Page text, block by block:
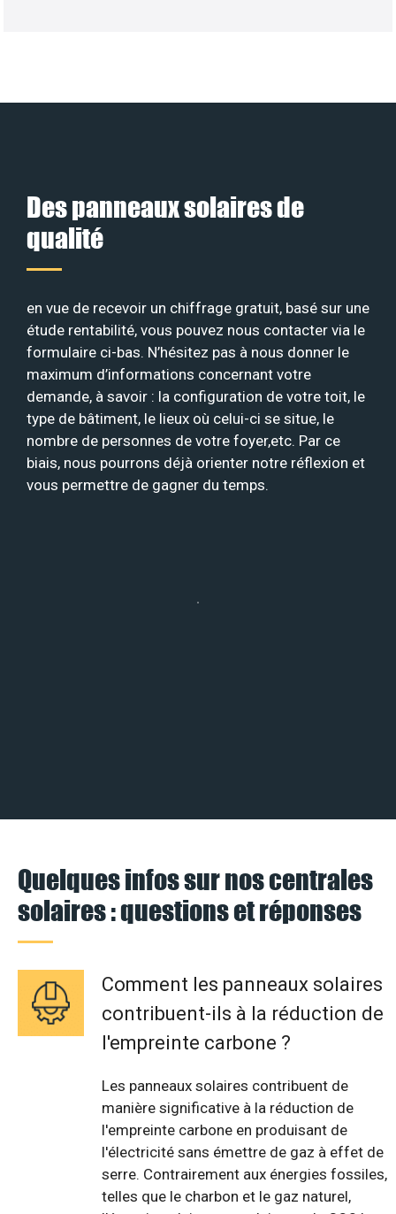
Des panneaux solaires de
qualité
en vue de recevoir un chiffrage gratuit, basé sur une
étude rentabilité, vous pouvez nous contacter via le
formulaire ci-bas. N’hésitez pas à nous donner le
maximum d’informations concernant votre
demande, à savoir : la configuration de votre toit, le
type de bâtiment, le lieux où celui-ci se situe, le
nombre de personnes de votre foyer,etc. Par ce
biais, nous pourrons déjà orienter notre réflexion et
vous permettre de gagner du temps.
Quelques infos sur nos centrales
solaires : questions et réponses
Comment les panneaux solaires
contribuent-ils à la réduction de
l'empreinte carbone ?
Les panneaux solaires contribuent de
manière significative à la réduction de
l'empreinte carbone en produisant de
l'électricité sans émettre de gaz à effet de
serre. Contrairement aux énergies fossiles,
telles que le charbon et le gaz naturel,